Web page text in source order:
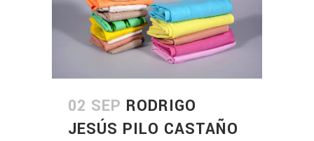
02 SEP RODRIGO
JESÚS PILO CASTAÑO